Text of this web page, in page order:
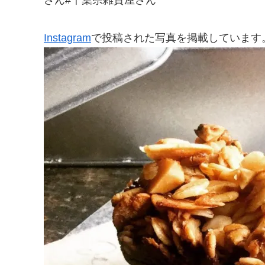
Instagramで投稿された写真を掲載しています